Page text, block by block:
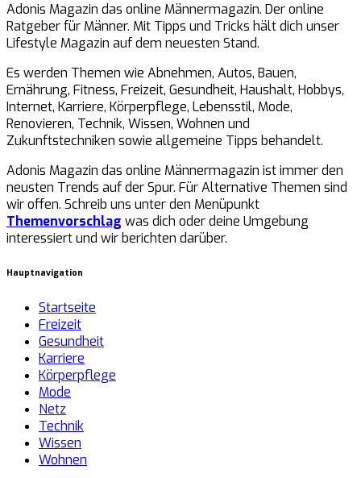
Adonis Magazin das online Männermagazin. Der online
Ratgeber für Männer. Mit Tipps und Tricks hält dich unser
Lifestyle Magazin auf dem neuesten Stand.
Es werden Themen wie Abnehmen, Autos, Bauen,
Ernährung, Fitness, Freizeit, Gesundheit, Haushalt, Hobbys,
Internet, Karriere, Körperpflege, Lebensstil, Mode,
Renovieren, Technik, Wissen, Wohnen und
Zukunftstechniken sowie allgemeine Tipps behandelt.
Adonis Magazin das online Männermagazin ist immer den
neusten Trends auf der Spur. Für Alternative Themen sind
wir offen. Schreib uns unter den Menüpunkt
Themenvorschlag was dich oder deine Umgebung
interessiert und wir berichten darüber.
Hauptnavigation
Startseite
Freizeit
Gesundheit
Karriere
Körperpflege
Mode
Netz
Technik
Wissen
Wohnen